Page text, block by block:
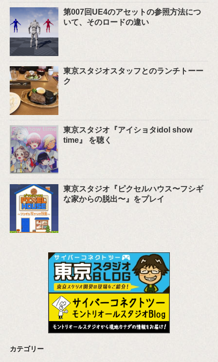
第007回UE4のアセットの参照方法につ
いて、そのロードの違い
東京スタジオスタッフとのランチトーー
ク
東京スタジオ『アイショタidol show
time』 を聴く
東京スタジオ『ピクセルハウス〜フシギ
な家からの脱出〜』をプレイ
カテゴリー